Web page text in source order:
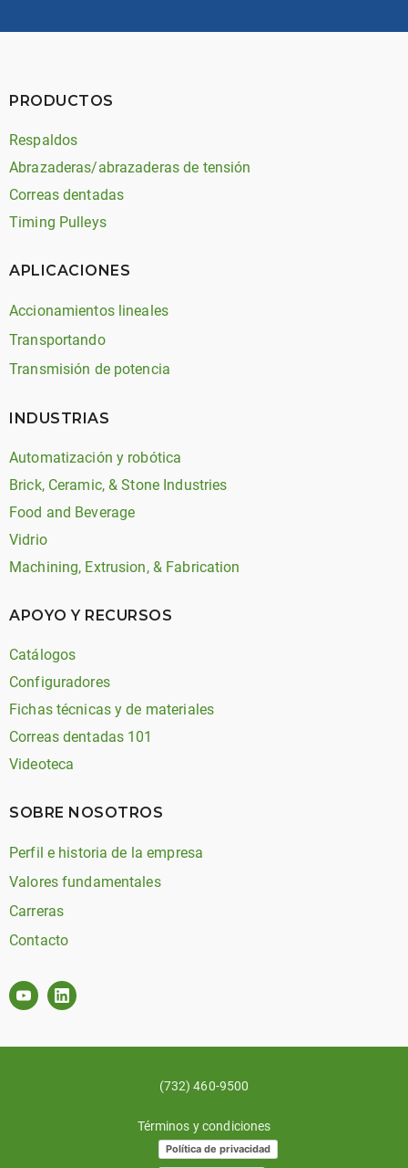
PRODUCTOS
Respaldos
Abrazaderas/abrazaderas de tensión
Correas dentadas
Timing Pulleys
APLICACIONES
Accionamientos lineales
Transportando
Transmisión de potencia
INDUSTRIAS
Automatización y robótica
Brick, Ceramic, & Stone Industries
Food and Beverage
Vidrio
Machining, Extrusion, & Fabrication
APOYO Y RECURSOS
Catálogos
Configuradores
Fichas técnicas y de materiales
Correas dentadas 101
Videoteca
SOBRE NOSOTROS
Perfil e historia de la empresa
Valores fundamentales
Carreras
Contacto
(732) 460-9500
Términos y condiciones
Política de privacidad